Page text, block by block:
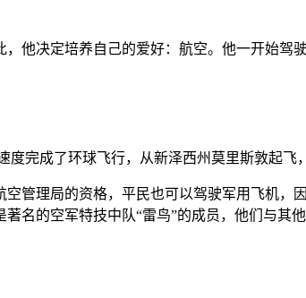
他决定培养自己的爱好：航空。他一开始
完成了环球飞行，从新泽西州莫里斯敦起
管理局的资格，平民也可以驾驶军用飞机，
名的空军特技中队“雷鸟”的成员，他们与其